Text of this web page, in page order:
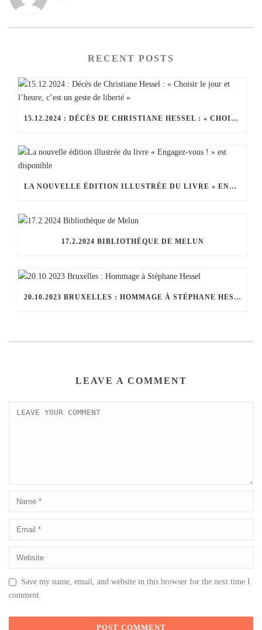
RECENT POSTS
15.12.2024 : DÉCÈS DE CHRISTIANE HESSEL : « CHOISIR LE JOUR ET L’HEURE, C’EST UN GESTE DE LIBERTÉ »
LA NOUVELLE ÉDITION ILLUSTRÉE DU LIVRE « ENGAGEZ-VOUS ! » EST DISPONIBLE
17.2.2024 BIBLIOTHÈQUE DE MELUN
20.10.2023 BRUXELLES : HOMMAGE À STÉPHANE HESSEL
LEAVE A COMMENT
Save my name, email, and website in this browser for the next time I
comment.